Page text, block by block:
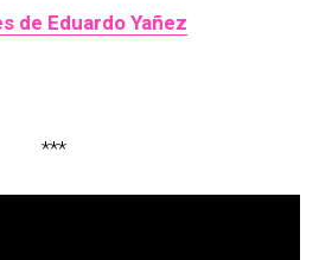
de Eduardo Yañez
***